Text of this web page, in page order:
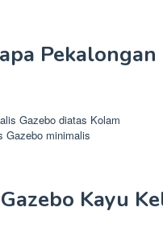
Gazebo minimalis
Kayu